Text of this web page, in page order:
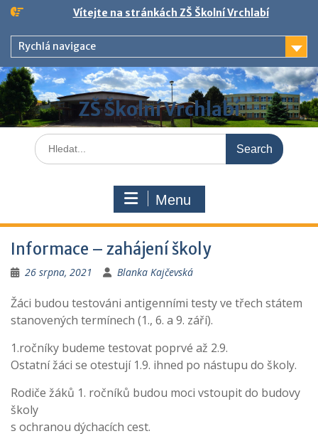
Skip
content
Vítejte na stránkách ZŠ Školní Vrchlabí
Rychlá navigace
ZŠ Školní Vrchlabí
Search
for:
Menu
Informace – zahájení školy
26 srpna, 2021 Blanka Kajčevská
Žáci budou testováni antigenními testy ve třech státem
stanovených termínech (1., 6. a 9. září).
1.ročníky budeme testovat poprvé až 2.9.
Ostatní žáci se otestují 1.9. ihned po nástupu do školy.
Rodiče žáků 1. ročníků budou moci vstoupit do budovy
školy
s ochranou dýchacích cest.